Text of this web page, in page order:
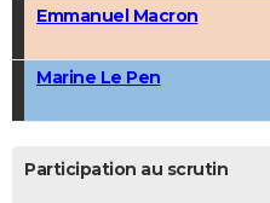
Emmanuel Macron
Marine Le Pen
Participation au scrutin